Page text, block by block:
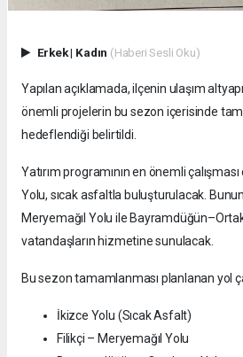
Erkek| Kadın (Haberi Sesli Oku)
Yapılan açıklamada, ilçenin ulaşım
önemli projelerin bu sezon içerisinde
hedeflendiği belirtildi.
Yatırım programının en önemli
Yolu, sıcak asfaltla buluşturulacak. Bunun
Meryemağıl Yolu ile
vatandaşların hizmetine sunulacak.
Bu sezon tamamlanması planlanan yol
İkizce Yolu (Sıcak Asfalt)
Filikçi – Meryemağıl Yolu